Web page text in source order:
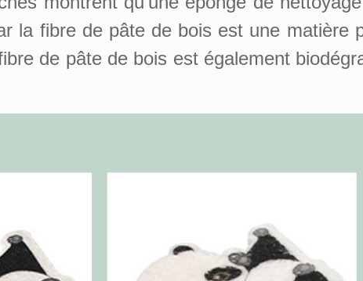
la fibre de pâte de bois est une matière
de pâte de bois est également